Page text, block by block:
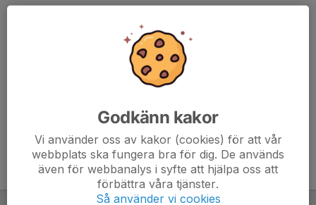
Godkänn kakor
Vi använder oss av kakor (cookies) för att vår
webbplats ska fungera bra för dig. De används
även för webbanalys i syfte att hjälpa oss att
förbättra våra tjänster.
Så använder vi cookies